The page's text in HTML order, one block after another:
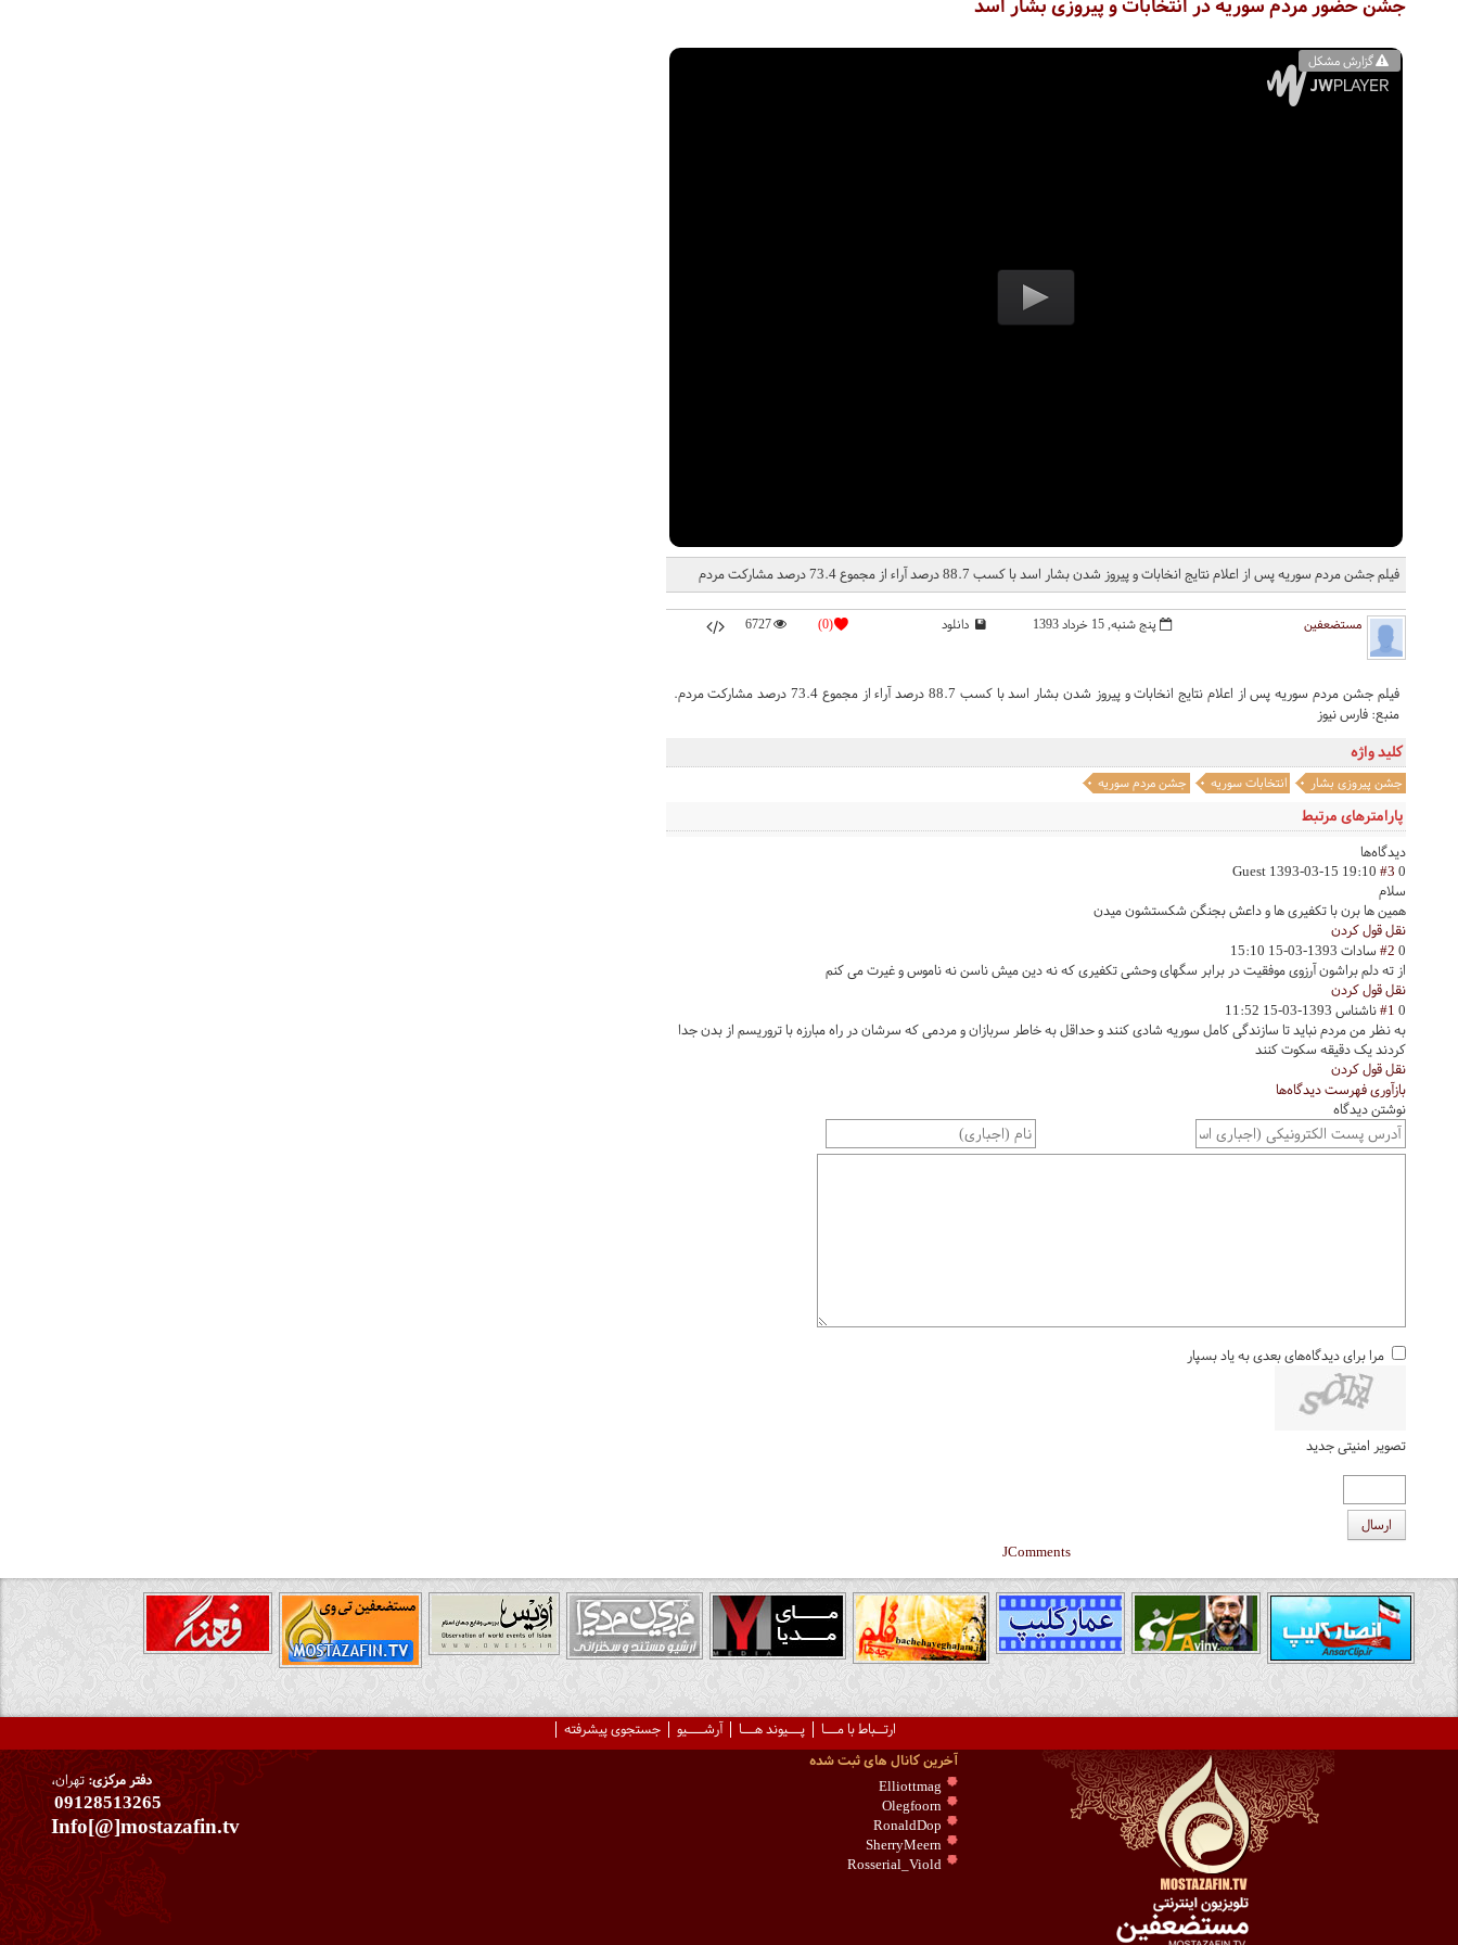
جشن حضور مردم سوریه در انتخابات و پیروزی بشار اسد
گزارش مشکل
فیلم جشن مردم سوریه پس از اعلام نتایج انخابات و پیروز شدن بشار اسد با کسب 88.7 درصد آراء از مجموع 73.4 درصد مشارکت مردم
مستضعفین پنج شنبه, 15 خرداد 1393 دانلود (0)
6727
فیلم جشن مردم سوریه پس از اعلام نتایج انخابات و پیروز شدن بشار اسد با کسب 88.7 درصد آراء از مجموع 73.4 درصد مشارکت مردم.
منبع: فارس نیوز
کلید واژه
جشن پیروزی بشار انتخابات سوریه جشن مردم سوریه
پارامترهای مرتبط
دیدگاه‌ها
0
#3
Guest 1393-03-15 19:10
سلام
همین ها برن با تکفیری ها و داعش بجنگن شکستشون میدن
نقل قول کردن
0
#2 سادات 1393-03-15 15:10
از ته دلم براشون آرزوی موفقیت در برابر سگهای وحشی تکفیری که نه دین میش ناسن نه ناموس و غیرت می کنم
نقل قول کردن
0
#1ناشناس 1393-03-15 11:52
به نظر من مردم نباید تا سازندگی کامل سوریه شادی کنند و حداقل به خاطر سربازان و مردمی که سرشان در راه مبارزه با تروریسم از بدن جدا
کردند یک دقیقه سکوت کنند
نقل قول کردن
بازآوری فهرست دیدگاه‌ها
نوشتن دیدگاه
مرا برای دیدگاه‌های بعدی به یاد بسپار
تصویر امنیتی جدید
ارسال
JComments
ارتــباط با مـــا پـــیوند هـــا آرشــــیو جستجوی پیشرفته
دفتر مرکزی:تهران،
09128513265
Info[@]mostazafin.tv
آخرین کانال های ثبت شده
Elliottmag
Olegfoorn
RonaldDop
SherryMeern
Rosserial_Viold